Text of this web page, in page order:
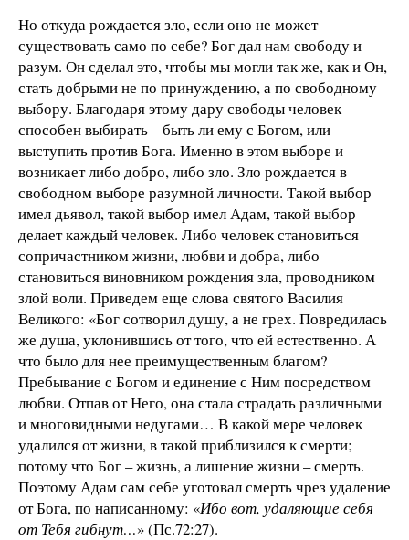
Но откуда рождается зло, если оно не может
существовать само по себе? Бог дал нам свободу и
разум. Он сделал это, чтобы мы могли так же, как и Он,
стать добрыми не по принуждению, а по свободному
выбору. Благодаря этому дару свободы человек
способен выбирать – быть ли ему с Богом, или
выступить против Бога. Именно в этом выборе и
возникает либо добро, либо зло. Зло рождается в
свободном выборе разумной личности. Такой выбор
имел дьявол, такой выбор имел Адам, такой выбор
делает каждый человек. Либо человек становиться
сопричастником жизни, любви и добра, либо
становиться виновником рождения зла, проводником
злой воли. Приведем еще слова святого Василия
Великого: «Бог сотворил душу, а не грех. Повредилась
же душа, уклонившись от того, что ей естественно. А
что было для нее преимущественным благом?
Пребывание с Богом и единение с Ним посредством
любви. Отпав от Него, она стала страдать различными
и многовидными недугами… В какой мере человек
удалился от жизни, в такой приблизился к смерти;
потому что Бог – жизнь, а лишение жизни – смерть.
Поэтому Адам сам себе уготовал смерть чрез удаление
от Бога, по написанному: «Ибо вот, удаляющие себя
от Тебя гибнут…» (Пс.72:27).